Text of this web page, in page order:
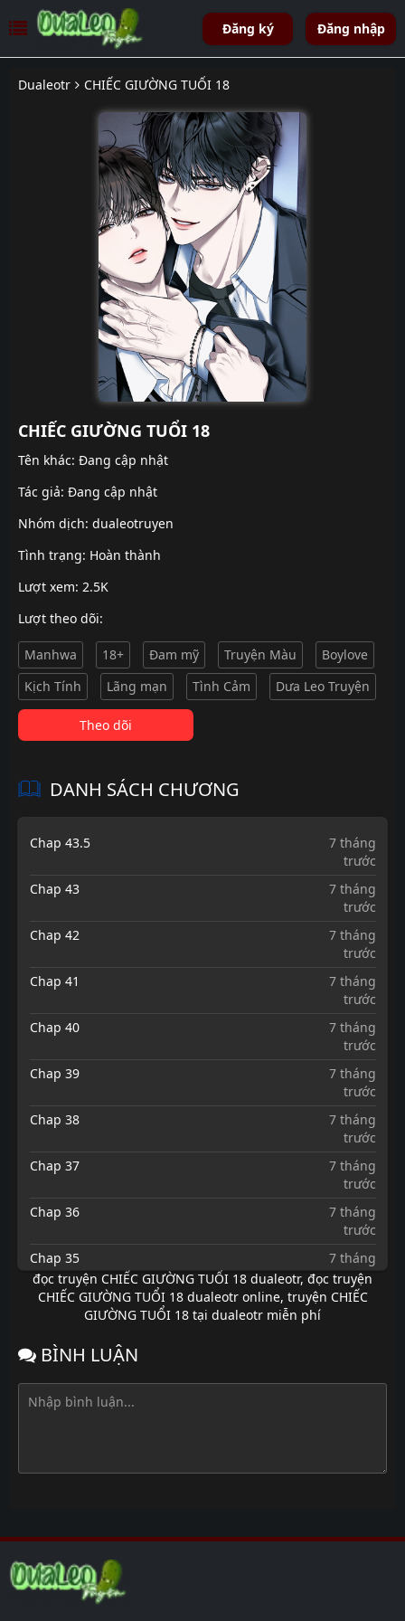
Đăng ký Đăng nhập
Dualeotr CHIẾC GIƯỜNG TUỔI 18
CHIẾC GIƯỜNG TUỔI 18
Tên khác: Đang cập nhật
Tác giả: Đang cập nhật
Nhóm dịch: dualeotruyen
Tình trạng: Hoàn thành
Lượt xem: 2.5K
Lượt theo dõi:
Manhwa 18+ Đam mỹ Truyện Màu
Boylove
Kịch Tính
Lãng mạn Tình Cảm Dưa Leo Truyện
Theo dõi
DANH SÁCH CHƯƠNG
Chap 43.5
7 tháng
trước
Chap 43
7 tháng
trước
Chap 42
7 tháng
trước
Chap 41
7 tháng
trước
Chap 40
7 tháng
trước
Chap 39
7 tháng
trước
Chap 38
7 tháng
trước
Chap 37
7 tháng
trước
Chap 36
7 tháng
trước
Chap 35
7 tháng
trước
Chap 34
7 tháng
Chap 33
Chap 32
Chap 30
7 tháng
Chap 29
đọc truyện CHIẾC GIƯỜNG TUỔI 18 dualeotr, đọc truyện
CHIẾC GIƯỜNG TUỔI 18 dualeotr online, truyện CHIẾC
GIƯỜNG TUỔI 18 tại dualeotr miễn phí
BÌNH LUẬN